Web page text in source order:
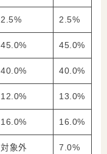
2.5% 2.5%
45.0% 45.0%
40.0% 40.0%
12.0% 13.0%
16.0% 16.0%
対象外 7.0%